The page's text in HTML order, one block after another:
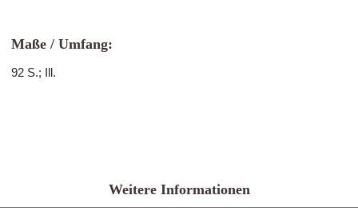
Maße / Umfang:
92 S.; Ill.
Weitere Informationen